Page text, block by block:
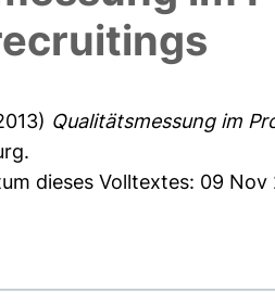
Qualitätsmessung im
dieses Volltextes: 09 Nov